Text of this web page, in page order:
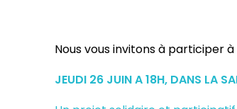
Nous vous invitons à participer
JEUDI 26 JUIN A 18H, DANS LA